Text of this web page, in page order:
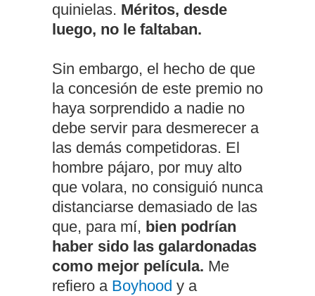
quinielas. Méritos, desde
luego, no le faltaban.
Sin embargo, el hecho de que
la concesión de este premio no
haya sorprendido a nadie no
debe servir para desmerecer a
las demás competidoras. El
hombre pájaro, por muy alto
que volara, no consiguió nunca
distanciarse demasiado de las
que, para mí, bien podrían
haber sido las galardonadas
como mejor película. Me
refiero a Boyhood y a